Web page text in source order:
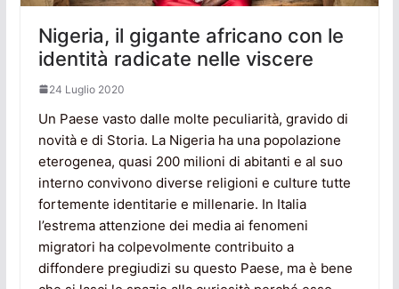
Nigeria, il gigante africano con le
identità radicate nelle viscere
24 Luglio 2020
Un Paese vasto dalle molte peculiarità, gravido di
novità e di Storia. La Nigeria ha una popolazione
eterogenea, quasi 200 milioni di abitanti e al suo
interno convivono diverse religioni e culture tutte
fortemente identitarie e millenarie. In Italia
l’estrema attenzione dei media ai fenomeni
migratori ha colpevolmente contribuito a
diffondere pregiudizi su questo Paese, ma è bene